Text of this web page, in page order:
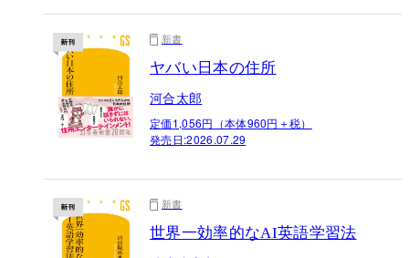
新書
ヤバい日本の住所
河合太郎
定価1,056円（本体960円＋税）
発売日:2026.07.29
新書
世界一効率的なAI英語学習法